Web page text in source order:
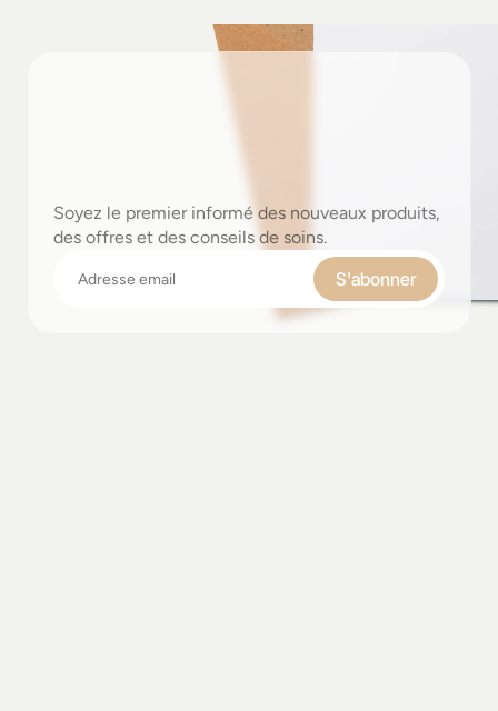
Rejoignez-nous,
Soyez le premier informé des nouveaux produits,
des offres et des conseils de soins.
S'abonner